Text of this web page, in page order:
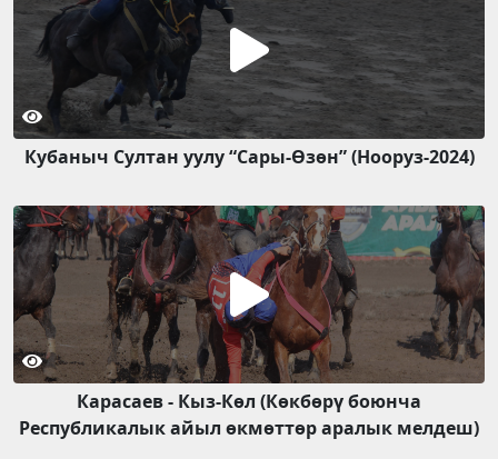
Кубаныч Султан уулу “Сары-Өзөн” (Нооруз-2024)
Карасаев - Кыз-Көл (Көкбөрү боюнча
Республикалык айыл өкмөттөр аралык мелдеш)